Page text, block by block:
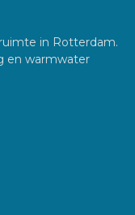
in Rotterdam.
en warmwater